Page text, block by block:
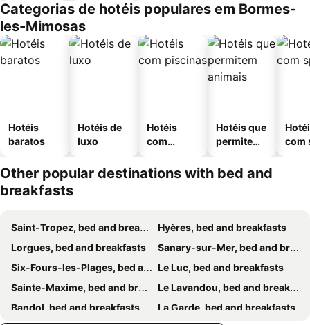
Categorias de hotéis populares em Bormes-
les-Mimosas
Hotéis
baratos
Hotéis de
luxo
Hotéis
com
Hotéis que
permitem
com
Other popular destinations with bed and
breakfasts
Saint-Tropez, bed and breakfasts
Hyères, bed and breakfasts
Lorgues, bed and breakfasts
Sanary-sur-Mer, bed and breakfasts
Six-Fours-les-Plages, bed and breakfasts
Le Luc, bed and breakfasts
Sainte-Maxime, bed and breakfasts
Le Lavandou, bed and breakfasts
Bandol, bed and breakfasts
La Garde, bed and breakfasts